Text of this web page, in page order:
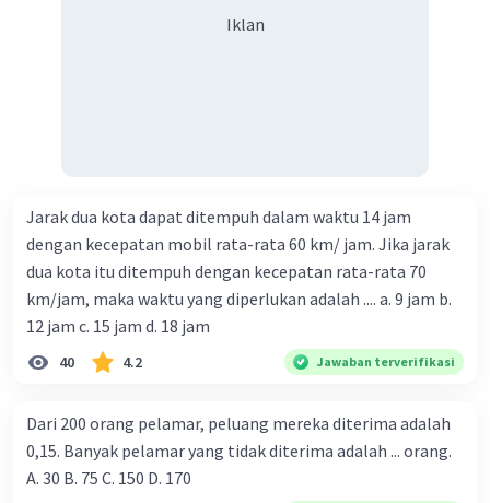
Iklan
Jarak dua kota dapat ditempuh dalam waktu 14 jam
dengan kecepatan mobil rata-rata 60 km/ jam. Jika jarak
dua kota itu ditempuh dengan kecepatan rata-rata 70
km/jam, maka waktu yang diperlukan adalah .... a. 9 jam b.
12 jam c. 15 jam d. 18 jam
40 4.2 Jawaban terverifikasi
Dari 200 orang pelamar, peluang mereka diterima adalah
0,15. Banyak pelamar yang tidak diterima adalah ... orang.
A. 30 B. 75 C. 150 D. 170